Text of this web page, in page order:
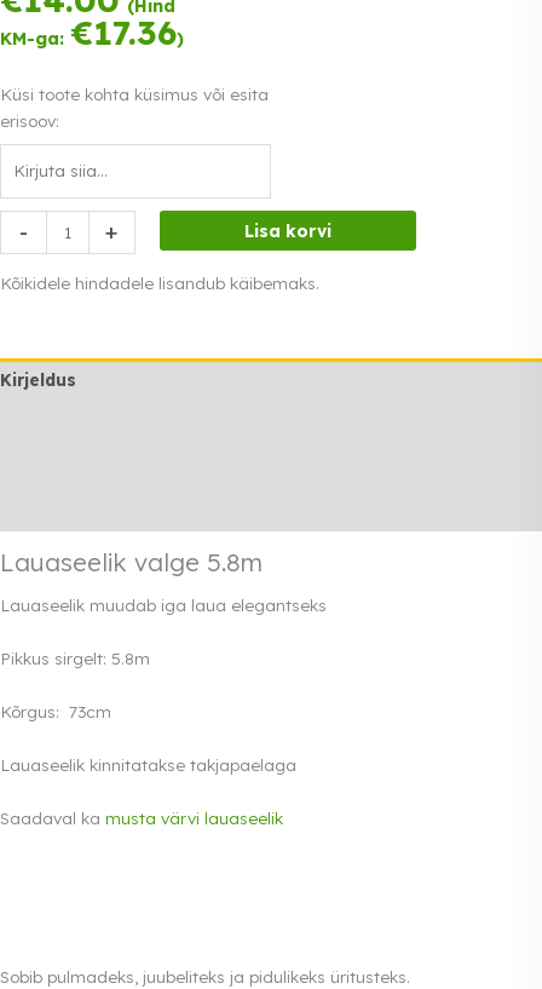
(Hind
KM-ga: €17.36)
Küsi toote kohta küsimus või esita
erisoov:
-
valge
5.8m
+ Lisa korvi
Kõikidele hindadele lisandub käibemaks.
Kirjeldus
Lauaseelik valge 5.8m
Lauaseelik muudab iga laua elegantseks
Pikkus sirgelt: 5.8m
Kõrgus: 73cm
Lauaseelik kinnitatakse takjapaelaga
Saadaval ka musta värvi lauaseelik
Sobib pulmadeks, juubeliteks ja pidulikeks üritusteks.